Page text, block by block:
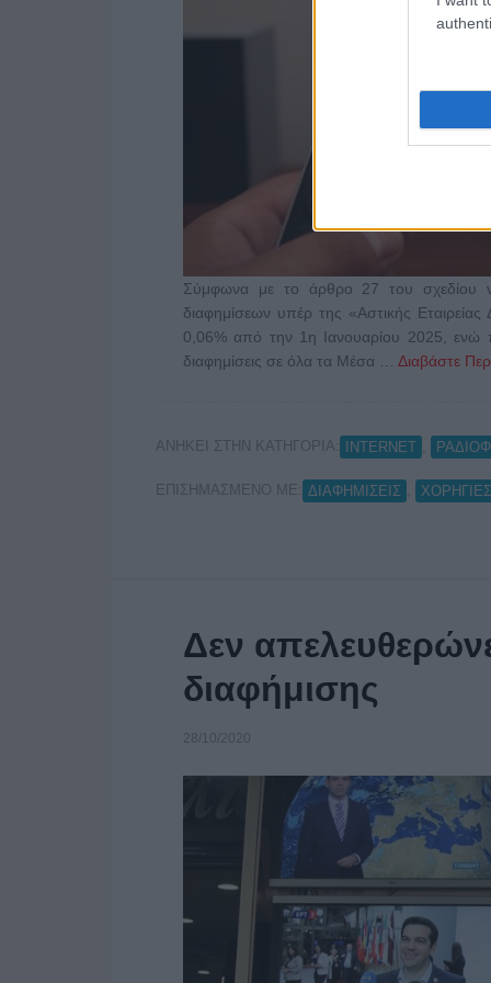
Σύμφωνα με το άρθρο 27 του σχεδίου
διαφημίσεων υπέρ της «Αστικής
0,06% από την 1η Ιανουαρίου 2025, ενώ
διαφημίσεις σε όλα τα Μέσα … Διαβάστε
ΑΝΗΚΕΙ ΣΤΗΝ ΚΑΤΗΓΟΡΙΑ: INTERNET
ΕΠΙΣΗΜΑΣΜΕΝΟ ΜΕ: ΔΙΑΦΗΜΙΣΕΙΣ ΧΟΡΗΓΙΕΣ
Δεν
διαφήμισης
28/10/2020